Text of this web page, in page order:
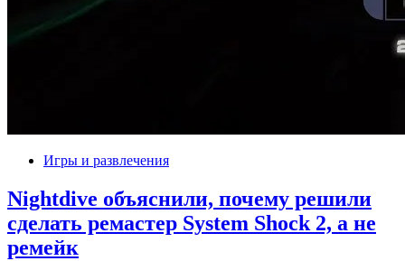
Игры и развлечения
Nightdive объяснили, почему решили
сделать ремастер System Shock 2, а не
ремейк